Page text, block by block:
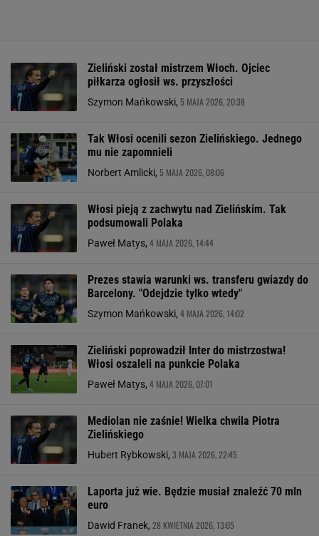
Zieliński został mistrzem Włoch. Ojciec
piłkarza ogłosił ws. przyszłości
Szymon Mańkowski, 5 MAJA 2026, 20:38
Tak Włosi ocenili sezon Zielińskiego. Jednego
mu nie zapomnieli
Norbert Amlicki, 5 MAJA 2026, 08:06
Włosi pieją z zachwytu nad Zielińskim. Tak
podsumowali Polaka
Paweł Matys, 4 MAJA 2026, 14:44
Prezes stawia warunki ws. transferu gwiazdy do
Barcelony. "Odejdzie tylko wtedy"
Szymon Mańkowski, 4 MAJA 2026, 14:02
Zieliński poprowadził Inter do mistrzostwa!
Włosi oszaleli na punkcie Polaka
Paweł Matys, 4 MAJA 2026, 07:01
Mediolan nie zaśnie! Wielka chwila Piotra
Zielińskiego
Hubert Rybkowski, 3 MAJA 2026, 22:45
Laporta już wie. Będzie musiał znaleźć 70 mln
euro
Dawid Franek, 28 KWIETNIA 2026, 13:05